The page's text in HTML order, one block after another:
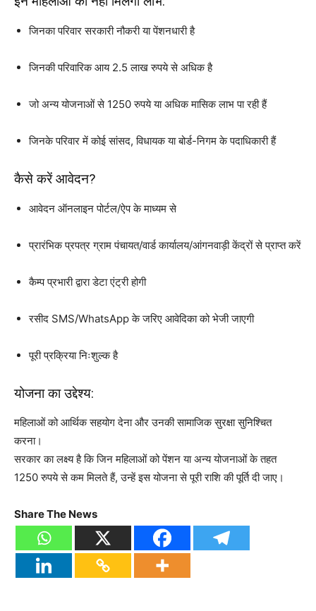
जिनका परिवार सरकारी नौकरी या पेंशनधारी है
जिनकी परिवारिक आय 2.5 लाख रुपये से अधिक है
जो अन्य योजनाओं से 1250 रुपये या अधिक मासिक लाभ पा रही हैं
जिनके परिवार में कोई सांसद, विधायक या बोर्ड-निगम के पदाधिकारी हैं
कैसे करें आवेदन?
आवेदन ऑनलाइन पोर्टल/ऐप के माध्यम से
प्रारंभिक प्रपत्र ग्राम पंचायत/वार्ड कार्यालय/आंगनवाड़ी केंद्रों से प्राप्त करें
कैम्प प्रभारी द्वारा डेटा एंट्री होगी
रसीद SMS/WhatsApp के जरिए आवेदिका को भेजी जाएगी
पूरी प्रक्रिया निःशुल्क है
योजना का उद्देश्य:
महिलाओं को आर्थिक सहयोग देना और उनकी सामाजिक सुरक्षा सुनिश्चित
करना।
सरकार का लक्ष्य है कि जिन महिलाओं को पेंशन या अन्य योजनाओं के तहत
1250 रुपये से कम मिलते हैं, उन्हें इस योजना से पूरी राशि की पूर्ति दी जाए।
Share The News